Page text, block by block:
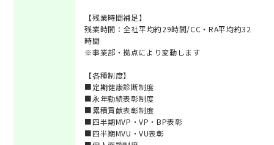
【残業時間補足】
残業時間：全社平均約29時間/CC・RA平均約32
時間
※事業部・拠点により変動します
【各種制度】
■定期健康診断制度
■永年勤続表彰制度
■累積貢献表彰制度
■四半期MVP・VP・BP表彰
■四半期MVU・VU表彰